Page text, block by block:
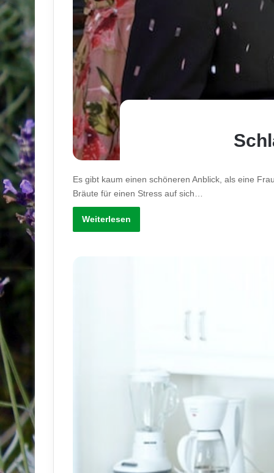
Es gibt kaum einen schöneren Anblick, als eine
Bräute für einen Stress auf sich…
Weiterlesen